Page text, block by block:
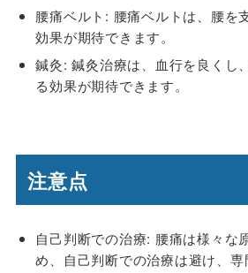
腰痛ベルト: 腰痛ベルトは、腰を
効果が期待できます。
鍼灸: 鍼灸治療は、血行を良くし
る効果が期待できます。
注意点
自己判断での治療: 腰痛は様々な
め、自己判断での治療は避け、